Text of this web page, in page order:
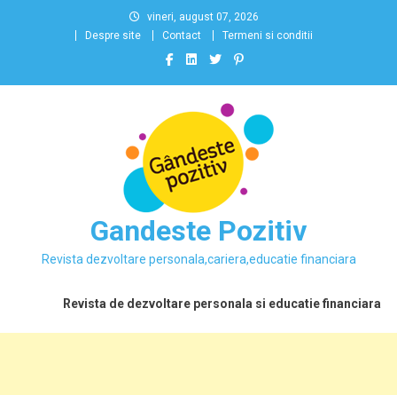
vineri, august 07, 2026
Despre site
Contact Termeni si conditii
Gandeste Pozitiv
Revista dezvoltare personala,cariera,educatie financiara
Revista de dezvoltare personala si educatie financiara